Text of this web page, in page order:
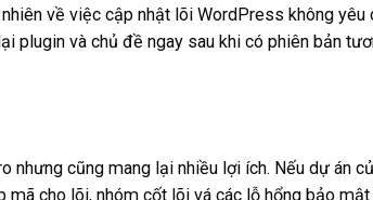
về việc cập nhật lõi WordPress không yêu
plugin và chủ đề ngay sau khi có phiên bản
nhưng cũng mang lại nhiều lợi ích. Nếu dự án
cho lõi, nhóm cốt lõi vá các lỗ hổng bảo